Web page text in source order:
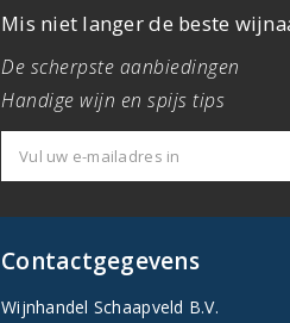
Mis niet langer de beste
De scherpste aanbiedingen
Handige wijn en spijs tips
Contactgegevens
Wijnhandel Schaapveld B.V.